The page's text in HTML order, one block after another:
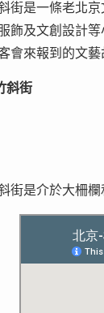
街是一條老北
飾及文創設計
會來報到的文藝
斜街
街是介於大柵